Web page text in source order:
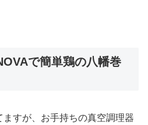
で簡単鶏の八幡巻
すが、お手持ちの真空調理器